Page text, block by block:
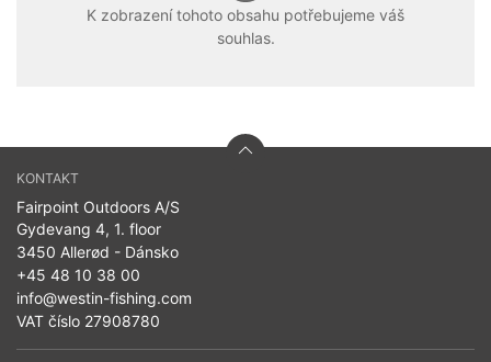
K zobrazení tohoto obsahu potřebujeme váš
souhlas.
KONTAKT
Fairpoint Outdoors A/S
Gydevang 4, 1. floor
3450 Allerød - Dánsko
+45 48 10 38 00
info@westin-fishing.com
VAT číslo 27908780